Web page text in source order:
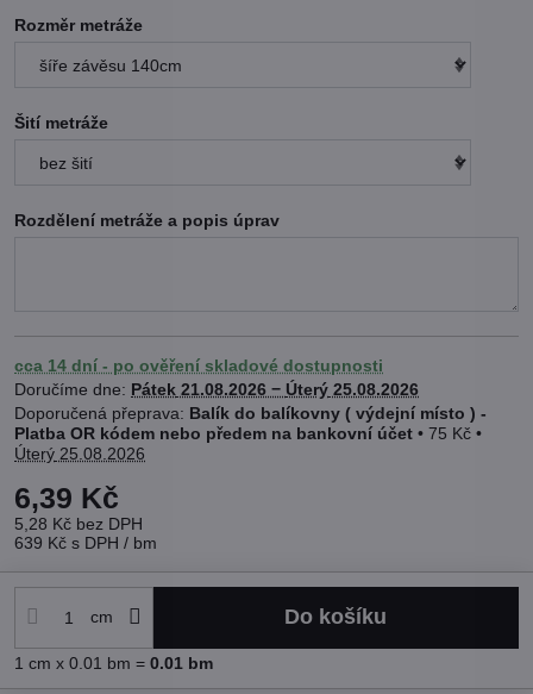
Rozměr metráže
Šití metráže
Rozdělení metráže a popis úprav
cca 14 dní - po ověření skladové dostupnosti
Doručíme dne: Pátek 21.08.2026 − Úterý 25.08.2026
Balík do balíkovny ( výdejní místo ) -
Platba OR kódem nebo předem na bankovní účet • 75 Kč •
Úterý 25.08.2026
6,39 Kč
5,28 Kč bez DPH
639 Kč s DPH / bm
cm Do košíku
1 cm x 0.01 bm = 0.01 bm